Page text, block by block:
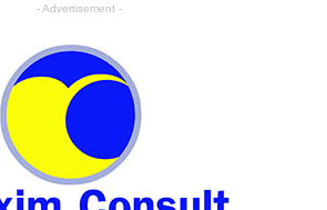
- Advertisement -